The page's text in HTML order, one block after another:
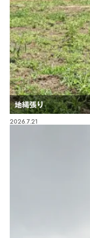
地縄張り
2026.7.21